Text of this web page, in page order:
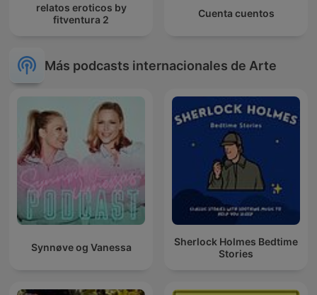
relatos eroticos by
fitventura 2
Cuenta cuentos
Más podcasts internacionales de Arte
Synnøve og Vanessa
Sherlock Holmes Bedtime
Stories